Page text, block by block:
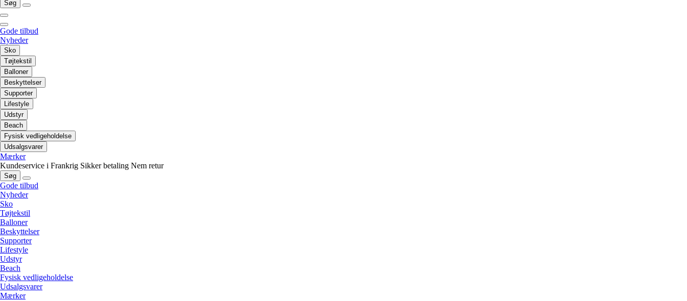
Søg
Gode tilbud
Nyheder
Sko
Tøjtekstil
Balloner
Beskyttelser
Supporter
Lifestyle
Udstyr
Beach
Fysisk vedligeholdelse
Udsalgsvarer
Mærker
Kundeservice i Frankrig Sikker betaling Nem retur
Søg
Gode tilbud
Nyheder
Sko
Tøjtekstil
Balloner
Beskyttelser
Supporter
Lifestyle
Udstyr
Beach
Fysisk vedligeholdelse
Udsalgsvarer
Mærker